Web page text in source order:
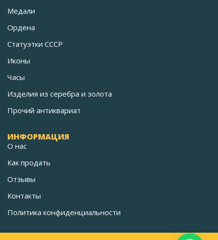
Медали
Ордена
Статуэтки СССР
Иконы
Часы
Изделия из серебра и золота
Прочий антиквариат
ИНФОРМАЦИЯ
О нас
Как продать
Отзывы
Контакты
Политика конфиденциальности